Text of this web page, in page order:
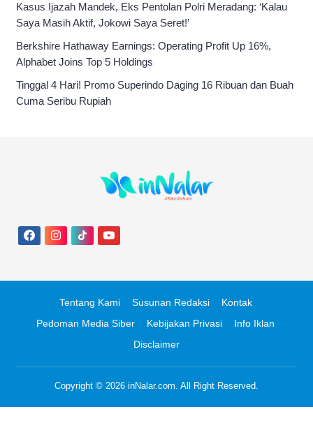
Kasus Ijazah Mandek, Eks Pentolan Polri Meradang: ‘Kalau
Saya Masih Aktif, Jokowi Saya Seret!’
Berkshire Hathaway Earnings: Operating Profit Up 16%,
Alphabet Joins Top 5 Holdings
Tinggal 4 Hari! Promo Superindo Daging 16 Ribuan dan Buah
Cuma Seribu Rupiah
Tentang Kami Susunan Redaksi
Kontak
Pedoman Media Siber
Kebijakan Privasi
Info Iklan
Disclaimer
Copyright © 2026 inNalar.com. All Right Reserved.